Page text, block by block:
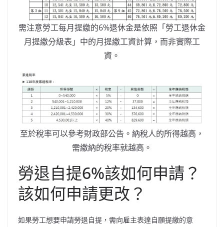
需注意勞工每月提繳的6%退休金是依照「勞工退休金
月提繳分級表」中的月提繳工資計算，而非實際工
資。
至於稅率可以參考財政部公告。納稅人的所得越高，
需繳納的稅率就越高。
勞退自提6%該如何申請？
該如何申請更改？
如果勞工想要申請勞退自提，需向雇主表達自願提繳的意